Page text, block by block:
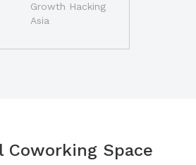
Growth Hacking
Asia
Coworking Space